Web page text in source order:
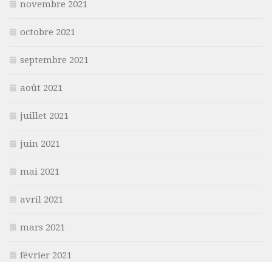
novembre 2021
octobre 2021
septembre 2021
août 2021
juillet 2021
juin 2021
mai 2021
avril 2021
mars 2021
février 2021